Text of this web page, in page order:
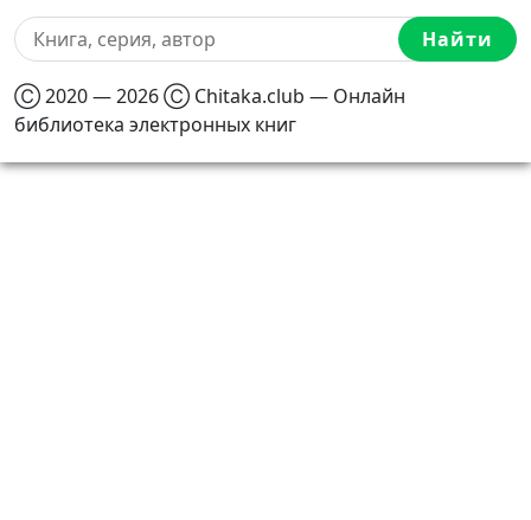
Найти
Ⓒ 2020 — 2026 Ⓒ Chitaka.club — Онлайн
библиотека электронных книг